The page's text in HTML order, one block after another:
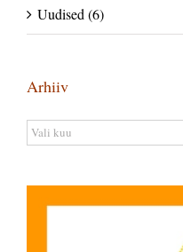
Uudised (6)
Arhiiv
Arhiiv